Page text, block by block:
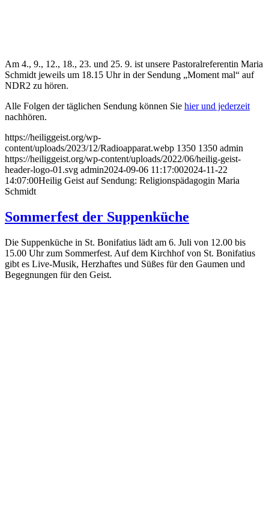
Am 4., 9., 12., 18., 23. und 25. 9. ist unsere Pastoralreferentin Maria
Schmidt jeweils um 18.15 Uhr in der Sendung „Moment mal“ auf
NDR2 zu hören.
Alle Folgen der täglichen Sendung können Sie hier und jederzeit
nachhören.
https://heiliggeist.org/wp-
content/uploads/2023/12/Radioapparat.webp 1350 1350 admin
https://heiliggeist.org/wp-content/uploads/2022/06/heilig-geist-
header-logo-01.svg admin2024-09-06 11:17:002024-11-22
14:07:00Heilig Geist auf Sendung: Religionspädagogin Maria
Schmidt
Sommerfest der Suppenküche
Die Suppenküche in St. Bonifatius lädt am 6. Juli von 12.00 bis
15.00 Uhr zum Sommerfest. Auf dem Kirchhof von St. Bonifatius
gibt es Live-Musik, Herzhaftes und Süßes für den Gaumen und
Begegnungen für den Geist.